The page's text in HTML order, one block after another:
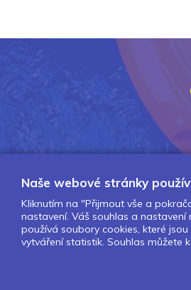
Naše webové stránky
Kliknutím na "Přijmout vše a
nastavení. Váš souhlas a
používá soubory cookies, které
vytváření statistik. Souhlas můžete